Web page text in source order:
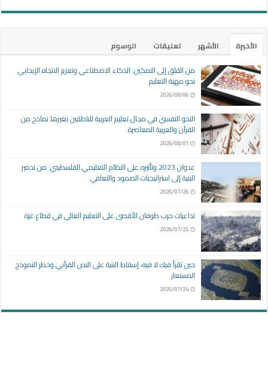
الأخيرة الأشهر تعليقات
الوسوم
من القلق إلى التمكين: الذكاء الاصطناعي وتعزيز الاتجاه الإيجابي
نحو مهنة التعليم
2026/08/06
النحو النفسي في مجال تعليم العربية للناطقين بغيرها نماذج من
القرآن والعربية المعاصرة
2026/08/01
عدوان 2023 وتأثيره على النظام التعليمي الفلسطيني: من تدمير
البنية إلى استراتيجيات الصمود والتعافي
2026/07/26
تداعيات حرب طوفان الأقصى على التعليم العالي في قطاع غزة
2026/07/25
حين تقرأ فيك لا فيه، إسقاط البنية على النص القرآني وخطر النموذج
المستعار
2026/07/24